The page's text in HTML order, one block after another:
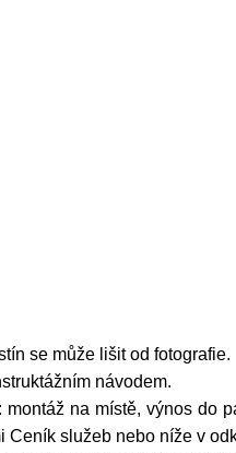
se může lišit od fotografie.
návodem.
na místě, výnos
Ceník služeb nebo níže v